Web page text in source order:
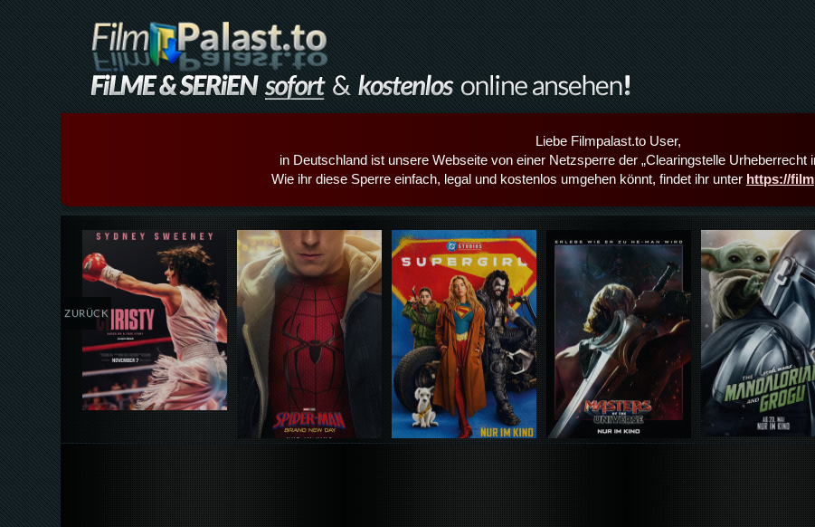
Liebe Filmpalast.to User,
in Deutschland ist unsere Webseite von einer Netzsperre der „Clearingstelle Urheberrecht
Wie ihr diese Sperre einfach, legal und kostenlos umgehen könnt, findet ihr unter https://
Details,Play Details,Play Details,Play Details,Play Details,Play
ZURÜCK